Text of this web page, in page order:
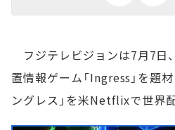
フジテレビジョンは7月7日
置情報ゲーム「Ingress」を題
ングレス」を米Netflixで世界